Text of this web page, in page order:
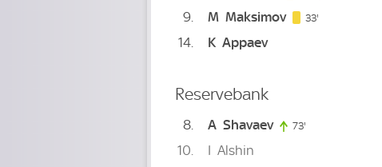
9 M Maksimov 33'
14 K Appaev
Reservebank
8 A Shavaev 73'
10 I Alshin